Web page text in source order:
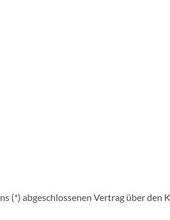
(*) abgeschlossenen Vertrag über den